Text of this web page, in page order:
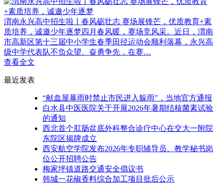
渭南永兴高中招生啦丨春风砺壮志 赛场展锋芒，优质教育+素
质培养，诚邀少年逐梦四月春风暖，赛场竞风采。近日，渭南
市高新区第十三届中小学生春季田径运动会顺利落幕，永兴高
级中学代表队不负众望、奋勇争先，在赛…
查看全文
最近发表
“献血屋暴雨时禁止市民进入躲雨”，当地官方通报
白水县中医医院关于开展2026年暑期结核菌素试验
的通知
西北首个肛肠盆底外科整合诊疗中心在交大一附院
东院区揭牌成立
西安航空学院发布2026年专职辅导员、教学秘书岗
位公开招聘公告
梅家坪镇道路交通安全倡议书
韩城一花椒香料综合加工项目批后公示